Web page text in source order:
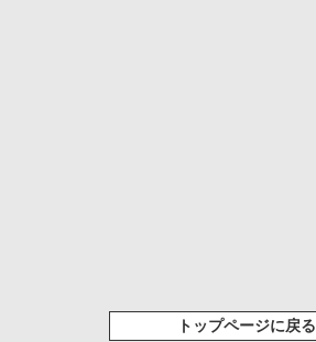
トップページに戻る